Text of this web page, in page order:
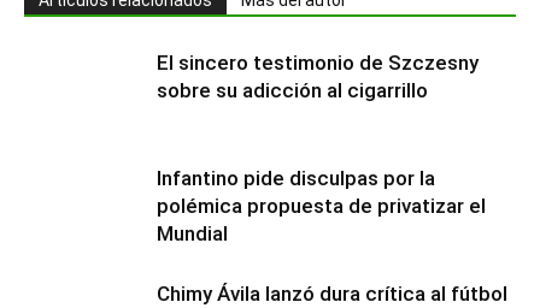
El sincero testimonio de Szczesny
sobre su adicción al cigarrillo
Infantino pide disculpas por la
polémica propuesta de privatizar el
Mundial
Chimy Ávila lanzó dura crítica al fútbol